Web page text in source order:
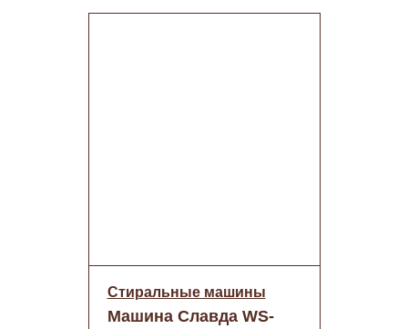
Стиральные машины
Машина Славда WS-